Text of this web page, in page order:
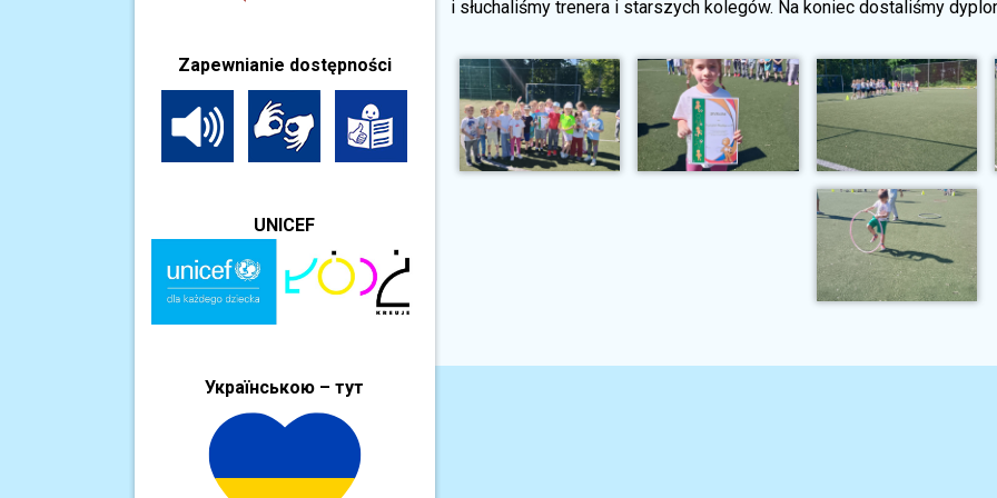
i słuchaliśmy trenera i starszych kolegów. Na koniec dostaliśmy
Zapewnianie dostępności
UNICEF
Українською – тут